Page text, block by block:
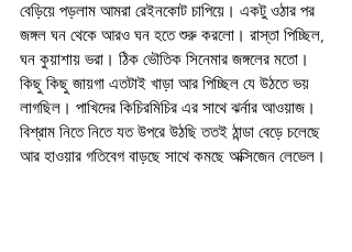
বেড়িয়ে পড়লাম আমরা রেইনকোট চাপিয়ে। একটু ওঠার পর
জঙ্গল ঘন থেকে আরও ঘন হতে শুরু করলো। রাস্তা পিচ্ছিল,
ঘন কুয়াশায় ভরা। ঠিক ভৌতিক সিনেমার জঙ্গলের মতো।
কিছু কিছু জায়গা এতটাই খাড়া আর পিচ্ছিল যে উঠতে ভয়
লাগছিল। পাখিদের কিচিরমিচির এর সাথে ঝর্নার আওয়াজ।
বিশ্রাম নিতে নিতে যত উপরে উঠছি ততই ঠান্ডা বেড়ে চলেছে
আর হাওয়ার গতিবেগ বাড়ছে সাথে কমছে অক্সিজেন লেভেল।